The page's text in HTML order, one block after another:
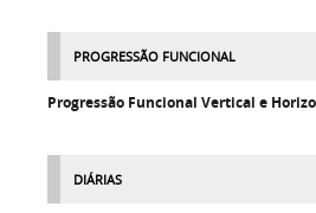
PROGRESSÃO FUNCIONAL
Progressão Funcional Vertical e
DIÁRIAS